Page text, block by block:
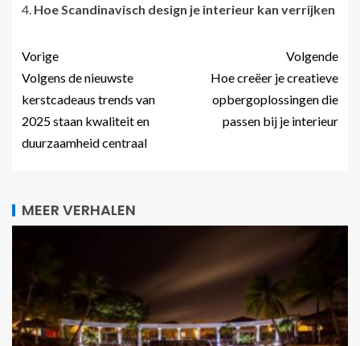
Hoe Scandinavisch design je interieur kan verrijken
Vorige
Volgens de nieuwste
kerstcadeaus trends van
2025 staan kwaliteit en
duurzaamheid centraal
Volgende
Hoe creëer je creatieve
opbergoplossingen die
passen bij je interieur
MEER VERHALEN